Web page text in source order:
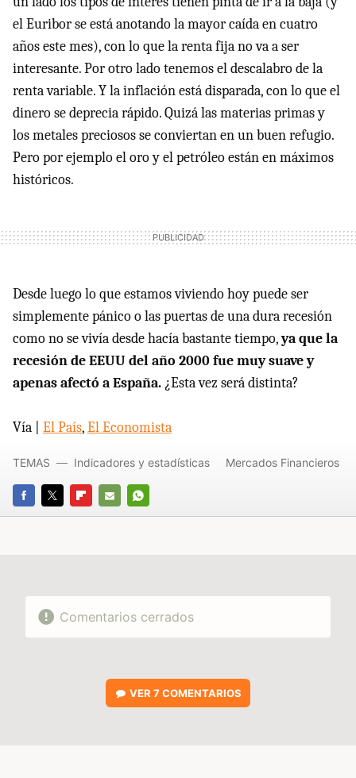
el Euribor se está anotando la mayor caída en cuatro
años este mes), con lo que la renta fija no va a ser
interesante. Por otro lado tenemos el descalabro de la
renta variable. Y la inflación está disparada, con lo que el
dinero se deprecia rápido. Quizá las materias primas y
los metales preciosos se conviertan en un buen refugio.
Pero por ejemplo el oro y el petróleo están en máximos
históricos.
Desde luego lo que estamos viviendo hoy puede ser
simplemente pánico o las puertas de una dura recesión
como no se vivía desde hacía bastante tiempo,ya que la
recesión de EEUU del año 2000 fue muy suave y
apenas afectó a España. ¿Esta vez será distinta?
Vía | El País,El Economista
FACEBOOK
TWITTERFLIPBOARD
E-
WHATSAPP
TEMAS Indicadores y estadísticas Mercados Financieros
Comentarios cerrados
VER7 COMENTARIOS